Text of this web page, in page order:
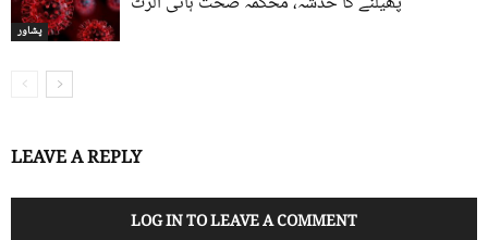
پشاور
LEAVE A REPLY
LOG IN TO LEAVE A COMMENT